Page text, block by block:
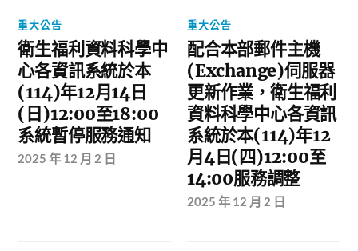
重大公告
衛生福利資料科學中
心各資訊系統於本
(114)年12月14日
(日)12:00至18:00
系統暫停服務通知
2025 年 12 月 2 日
重大公告
配合本部郵件主機
(Exchange)伺服器
更新作業，衛生福利
資料科學中心各資訊
系統於本(114)年12
月4日(四)12:00至
14:00服務調整
2025 年 12 月 2 日